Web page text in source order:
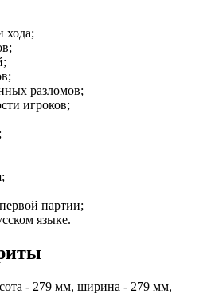
хода;
разломов;
игроков;
партии;
языке.
- 279 мм, ширина - 279 мм,